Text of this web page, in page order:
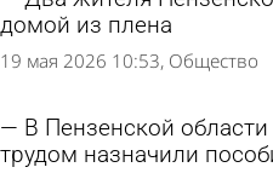
домой из плена
19 мая 2026 10:53 Общество
В Пензенской
трудом назначили